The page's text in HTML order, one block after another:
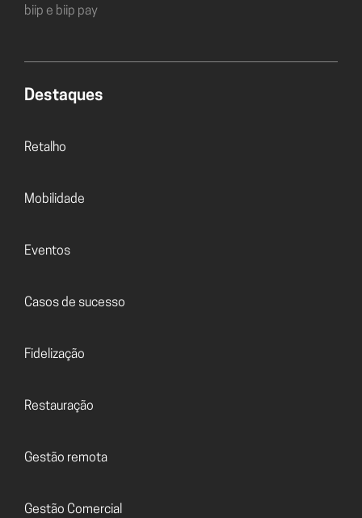
biip e biip pay
Destaques
Retalho
Mobilidade
Eventos
Casos de sucesso
Fidelização
Restauração
Gestão remota
Gestão Comercial